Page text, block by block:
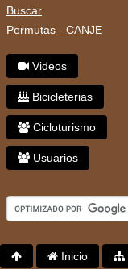
Buscar
Permutas - CANJE
Videos
Bicicleterias
Cicloturismo
Usuarios
Inicio